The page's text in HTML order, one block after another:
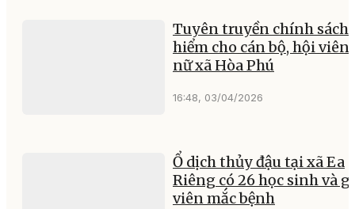
Tuyên truyền chính sách
hiểm cho cán bộ, hội viên
nữ xã Hòa Phú
16:48, 03/04/2026
Ổ dịch thủy đậu tại xã Ea
Riêng có 26 học sinh và
viên mắc bệnh